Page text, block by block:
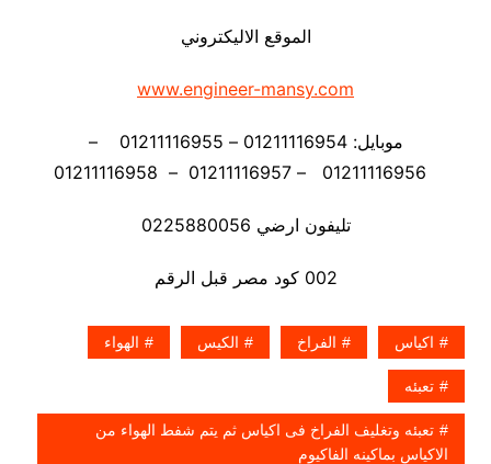
الموقع الاليكتروني
www.engineer-mansy.com
موبايل: 01211116954 – 01211116955 –
تليفون ارضي 0225880056
002 كود مصر قبل الرقم
اكياس الفراخ الكيس الهواء
تعبئه
تعبئه وتغليف الفراخ فى اكياس ثم يتم شفط الهواء من
الاكياس بماكينه الفاكيوم